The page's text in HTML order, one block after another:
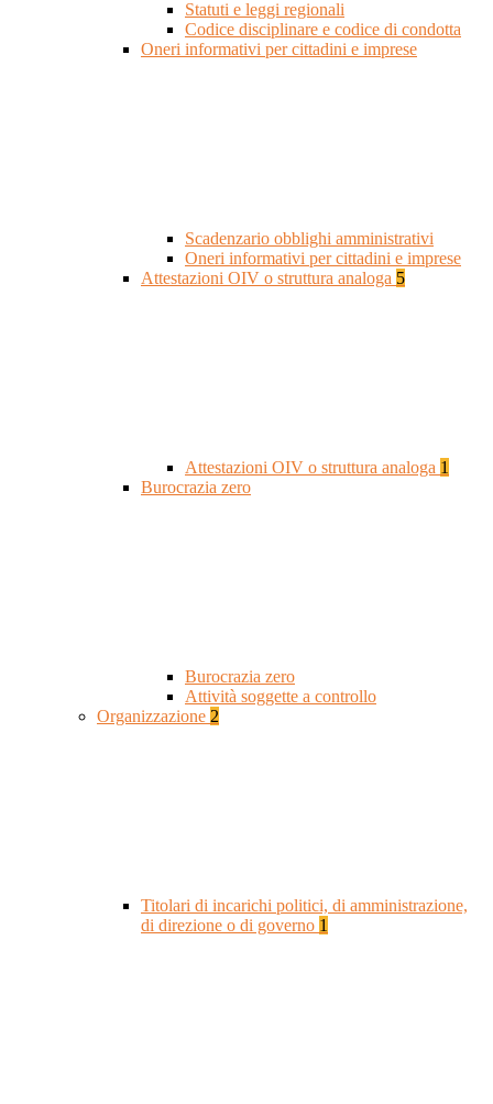
Statuti e leggi regionali
Codice disciplinare e codice di condotta
Oneri informativi per cittadini e imprese
Scadenzario obblighi amministrativi
Oneri informativi per cittadini e imprese
Attestazioni OIV o struttura analoga 5
Attestazioni OIV o struttura analoga 1
Burocrazia zero
Burocrazia zero
Attività soggette a controllo
Organizzazione 2
Titolari di incarichi politici, di amministrazione,
di direzione o di governo 1